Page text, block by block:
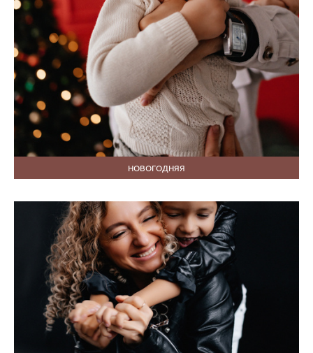
НОВОГОДНЯЯ